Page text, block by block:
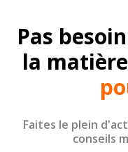
Pas
la
Faites le plein
conseils